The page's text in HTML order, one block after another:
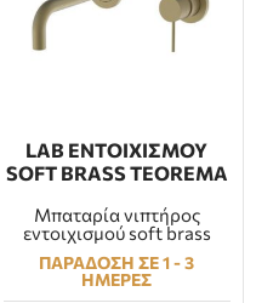
LAB ΕΝΤΟΙΧΙΣΜΟΥ
SOFT BRASS TEOREMA
Μπαταρία νιπτήρος
εντοιχισμού soft brass
ΠΑΡΑΔΟΣΗ ΣΕ 1 - 3
ΗΜΕΡΕΣ